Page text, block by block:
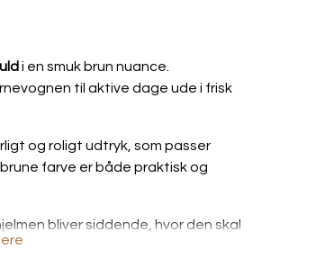
i en smuk brun nuance.
til aktive dage ude i frisk
og roligt udtryk, som passer
farve er både praktisk og
bliver siddende, hvor den skal
pande og ører godt og bindes